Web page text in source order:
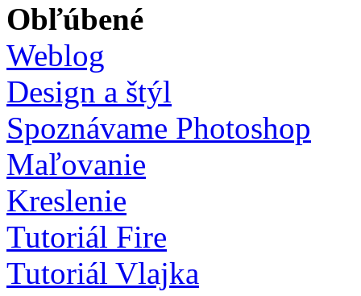
Obľúbené
Weblog
Design a štýl
Spoznávame Photoshop
Maľovanie
Kreslenie
Tutoriál Fire
Tutoriál Vlajka